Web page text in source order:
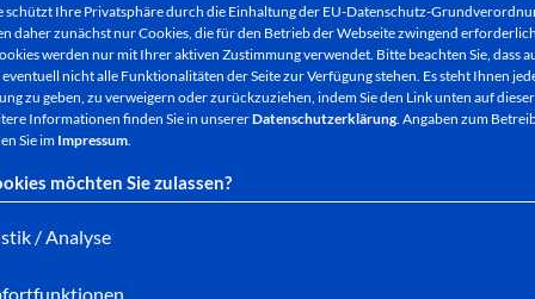
schützt Ihre Privatsphäre durch die Einhaltung der EU-Datenschutz-
daher zunächst nur Cookies, die für den Betrieb der Webseite zwingend
werden nur mit Ihrer aktiven Zustimmung verwendet. Bitte beachten Sie, dass
nicht alle Funktionalitäten der Seite zur Verfügung stehen. Es steht Ihnen
zu geben, zu verweigern oder zurückzuziehen, indem Sie den Link unten auf
Informationen finden Sie in unsererDatenschutzerklärung. Angaben zum
Sie im Impressum.
möchten Sie zulassen?
/ Analyse
Hersfeld angesiedelt – die Poststelle. Hier
verschickt sowie an die entsprechenden
nicht nur das: Die Poststelle ist zugleich
und Besucher im Rathaus. Zu diesem Zweck
installiert.
Die Modernisierungsarbeiten der
ihre täglichen Botengänge beginnen, wurden nun